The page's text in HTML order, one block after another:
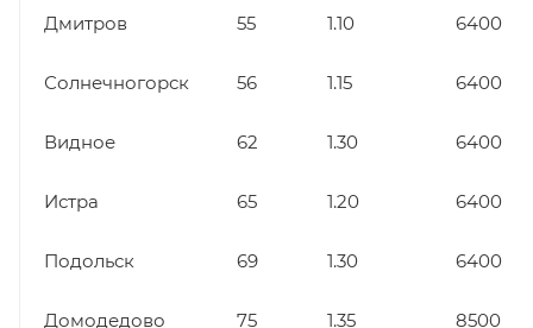
Дмитров 55 1.10 6400
Солнечногорск 56 1.15 6400
Видное 62 1.30 6400
Истра 65 1.20 6400
Подольск 69 1.30 6400
Домодедово 75 1.35 8500